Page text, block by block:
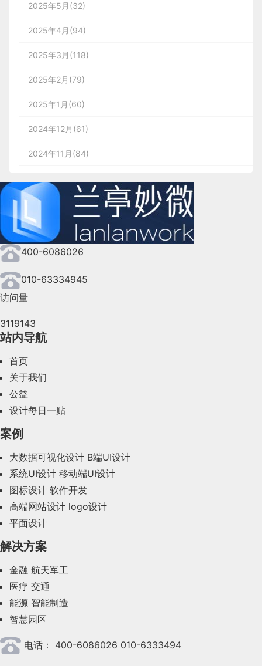
2025年5月(32)
2025年4月(94)
2025年3月(118)
2025年2月(79)
2025年1月(60)
2024年12月(61)
2024年11月(84)
2024年9月(144)
2024年8月(164)
2024年7月(107)
2024年6月(63)
2024年4月(44)
2024年2月(58)
2023年10月(14)
2023年8月(88)
2023年7月(62)
2023年6月(58)
2023年5月(28)
2023年4月(47)
2023年3月(37)
400-6086026
010-63334945
访问量
3119143
站内导航
首页
关于我们
公益
设计每日一贴
案例
大数据可视化设计 B端UI设计
系统UI设计 移动端UI设计
图标设计 软件开发
高端网站设计 logo设计
平面设计
解决方案
金融 航天军工
医疗 交通
能源 智能制造
智慧园区
电话： 400-6086026 010-6333494